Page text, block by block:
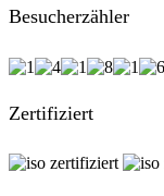
Besucherzähler
Zertifiziert